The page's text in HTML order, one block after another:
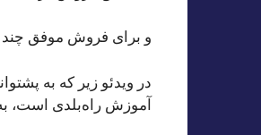
و برای فروش موفق چند
در ویدئو زیر که به
آموزش راه‌بلدی است،